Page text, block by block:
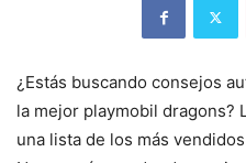
¿Estás buscando consejos
la mejor playmobil dragons?
una lista de los más